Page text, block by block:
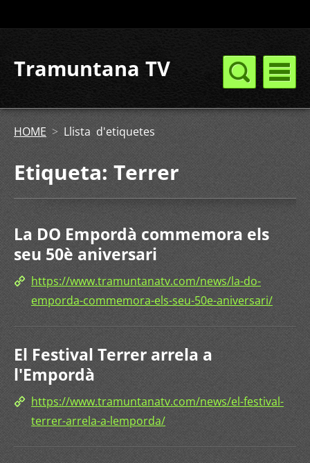
Tramuntana TV
HOME > Llista d'etiquetes
Etiqueta: Terrer
La DO Empordà commemora els
seu 50è aniversari
https://www.tramuntanatv.com/news/la-do-
emporda-commemora-els-seu-50e-aniversari/
El Festival Terrer arrela a
l'Empordà
https://www.tramuntanatv.com/news/el-festival-
terrer-arrela-a-lemporda/